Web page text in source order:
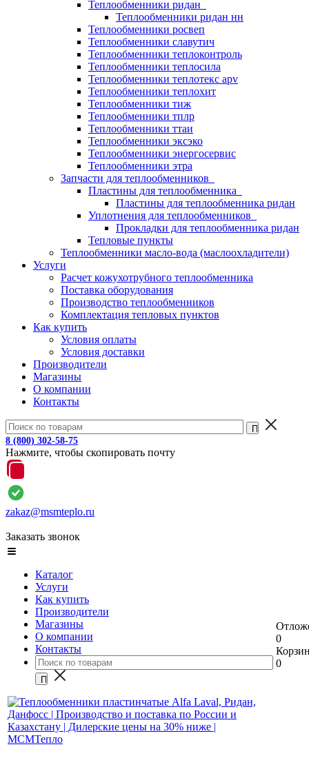
Теплообменники ридан
Теплообменники ридан нн
Теплообменники росвеп
Теплообменники славутич
Теплообменники теплоконтроль
Теплообменники теплосила
Теплообменники теплотекс apv
Теплообменники теплохит
Теплообменники тиж
Теплообменники тплр
Теплообменники ттаи
Теплообменники эксэко
Теплообменники энергосервис
Теплообменники этра
Запчасти для теплообменников
Пластины для теплообменника
Пластины для теплообменника ридан
Уплотнения для теплообменников
Прокладки для теплообменника ридан
Тепловые пункты
Теплообменники масло-вода (маслоохладители)
Услуги
Расчет кожухотрубного теплообменника
Поставка оборудования
Производство теплообменников
Комплектация тепловых пунктов
Как купить
Условия оплаты
Условия доставки
Производители
Магазины
О компании
Контакты
8 (800) 302-58-75
Нажмите, чтобы скопировать почту
zakaz@msmteplo.ru
Заказать звонок
Каталог
Услуги
Как купить
Производители
Магазины
О компании
Контакты
0
0